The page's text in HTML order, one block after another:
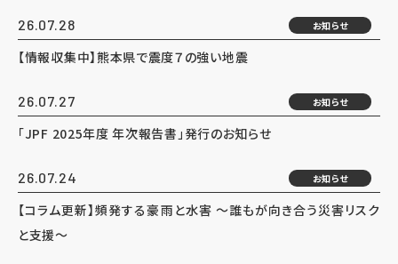
26.07.28 お知らせ
【情報収集中】熊本県で震度７の強い地震
26.07.27 お知らせ
「JPF 2025年度 年次報告書」発行のお知らせ
26.07.24 お知らせ
【コラム更新】頻発する豪雨と水害 ～誰もが向き合う災害リスク
と支援～